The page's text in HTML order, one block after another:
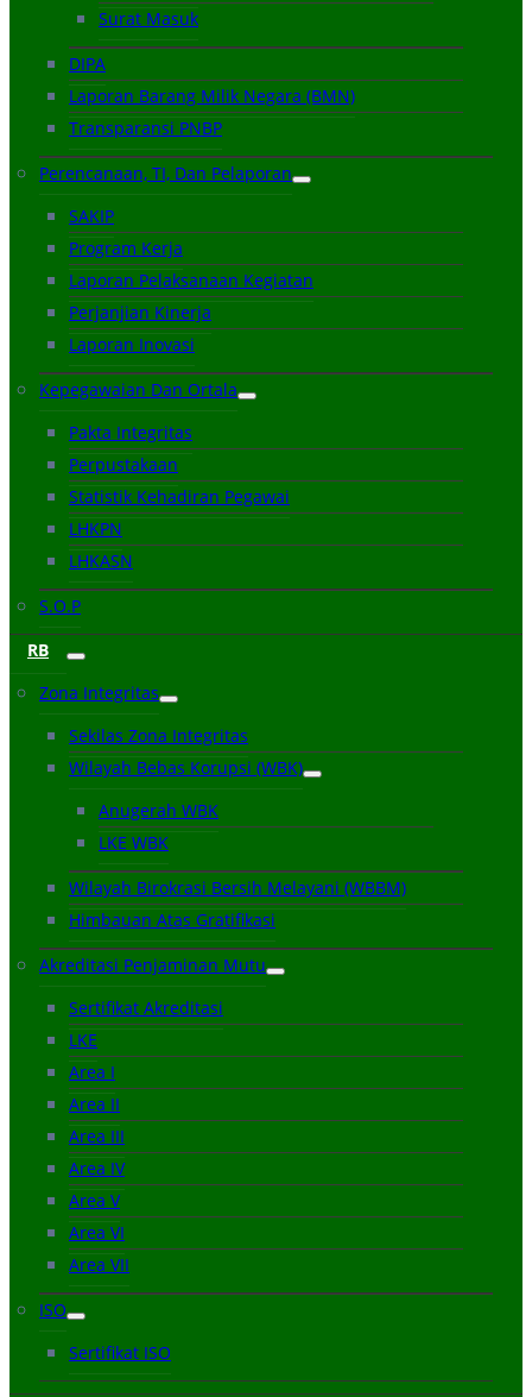
Surat Masuk
DIPA
Laporan Barang Milik Negara (BMN)
Transparansi PNBP
Perencanaan, TI, Dan Pelaporan
SAKIP
Program Kerja
Laporan Pelaksanaan Kegiatan
Perjanjian Kinerja
Laporan Inovasi
Kepegawaian Dan Ortala
Pakta Integritas
Perpustakaan
Statistik Kehadiran Pegawai
LHKPN
LHKASN
S.O.P
RB
Zona Integritas
Sekilas Zona Integritas
Wilayah Bebas Korupsi (WBK)
Anugerah WBK
LKE WBK
Wilayah Birokrasi Bersih Melayani (WBBM)
Himbauan Atas Gratifikasi
Akreditasi Penjaminan Mutu
Sertifikat Akreditasi
LKE
Area I
Area II
Area III
Area IV
Area V
Area VI
Area VII
ISO
Sertifikat ISO